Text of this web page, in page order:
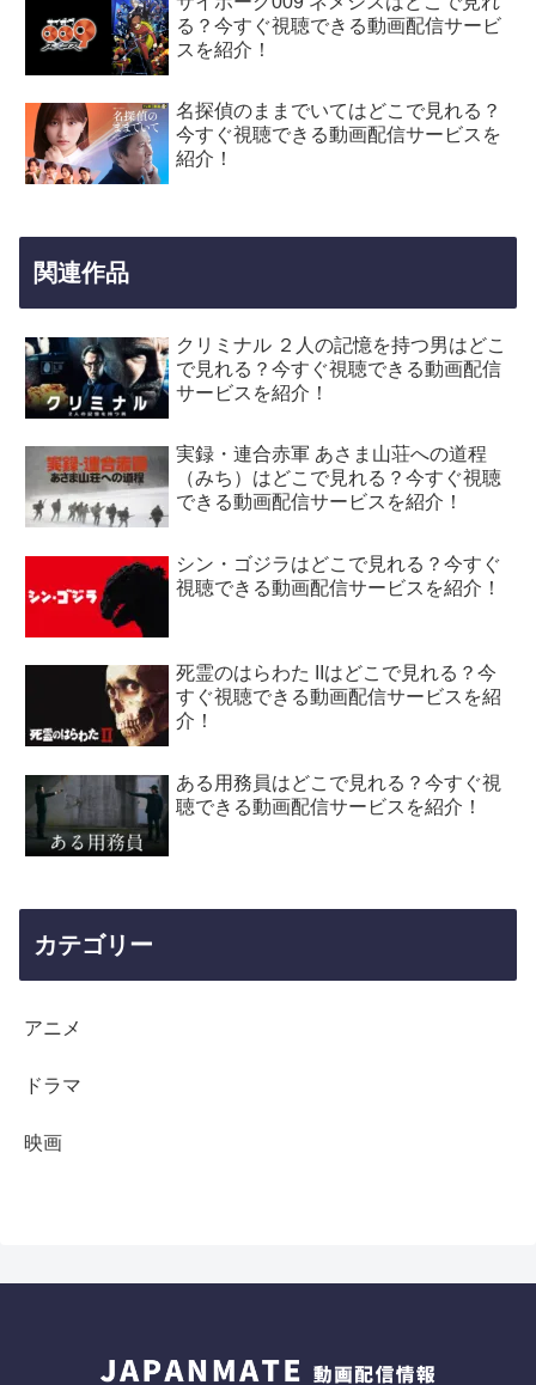
る？今すぐ視聴できる動画配信サービ
スを紹介！
名探偵のままでいてはどこで見れる？
今すぐ視聴できる動画配信サービスを
紹介！
関連作品
クリミナル ２人の記憶を持つ男はどこ
で見れる？今すぐ視聴できる動画配信
サービスを紹介！
実録・連合赤軍 あさま山荘への道程
（みち）はどこで見れる？今すぐ視聴
できる動画配信サービスを紹介！
シン・ゴジラはどこで見れる？今すぐ
視聴できる動画配信サービスを紹介！
死霊のはらわた IIはどこで見れる？今
すぐ視聴できる動画配信サービスを紹
介！
ある用務員はどこで見れる？今すぐ視
聴できる動画配信サービスを紹介！
カテゴリー
アニメ
ドラマ
映画